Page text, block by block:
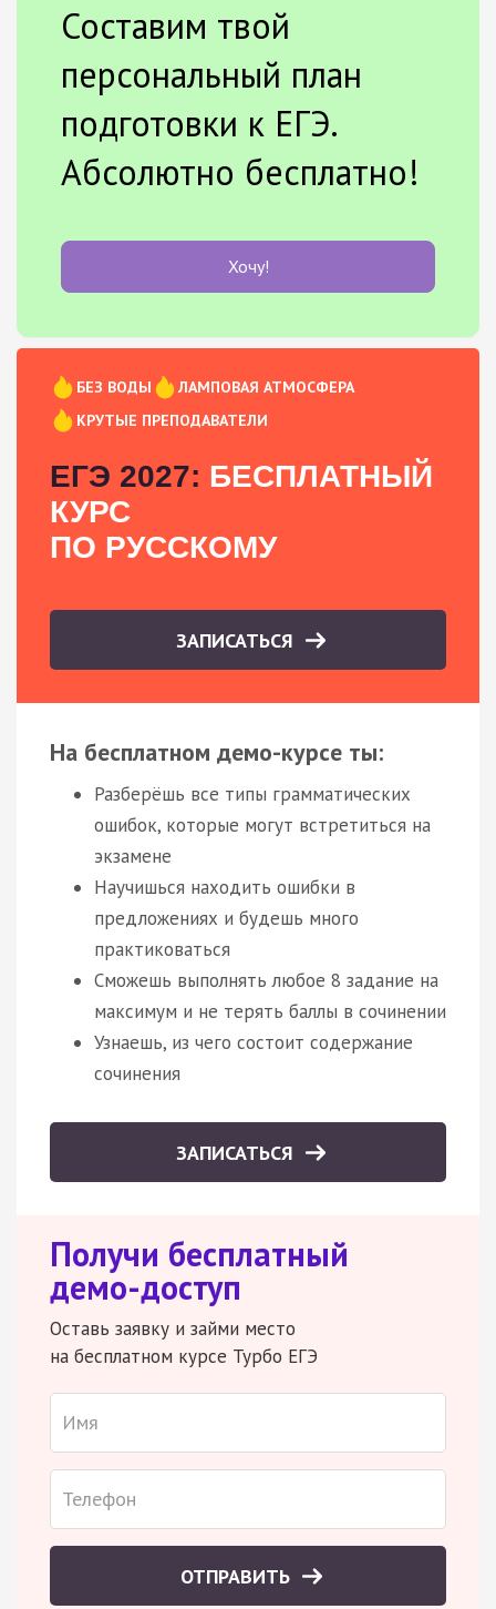
Составим твой
персональный план
подготовки к ЕГЭ.
Абсолютно бесплатно!
Хочу!
БЕЗ ВОДЫ
ЛАМПОВАЯ АТМОСФЕРА
КРУТЫЕ ПРЕПОДАВАТЕЛИ
ЕГЭ 2027: БЕСПЛАТНЫЙ
КУРС
ПО РУССКОМУ
ЗАПИСАТЬСЯ
На бесплатном демо-курсе ты:
Разберёшь все типы грамматических
ошибок, которые могут встретиться на
экзамене
Научишься находить ошибки в
предложениях и будешь много
практиковаться
Сможешь выполнять любое 8 задание на
максимум и не терять баллы в сочинении
Узнаешь, из чего состоит содержание
сочинения
ЗАПИСАТЬСЯ
Получи бесплатный
демо-доступ
Оставь заявку и займи место
на бесплатном курсе Турбо ЕГЭ
ОТПРАВИТЬ